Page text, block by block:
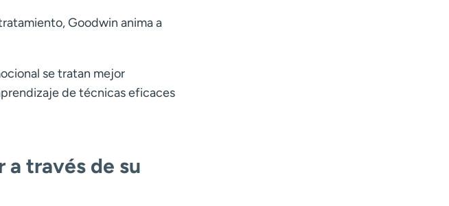
Goodwin anima a
se tratan mejor
de técnicas eficaces
a través de su